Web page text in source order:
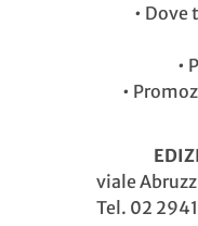
• Dove
•
•
viale
Tel. 02